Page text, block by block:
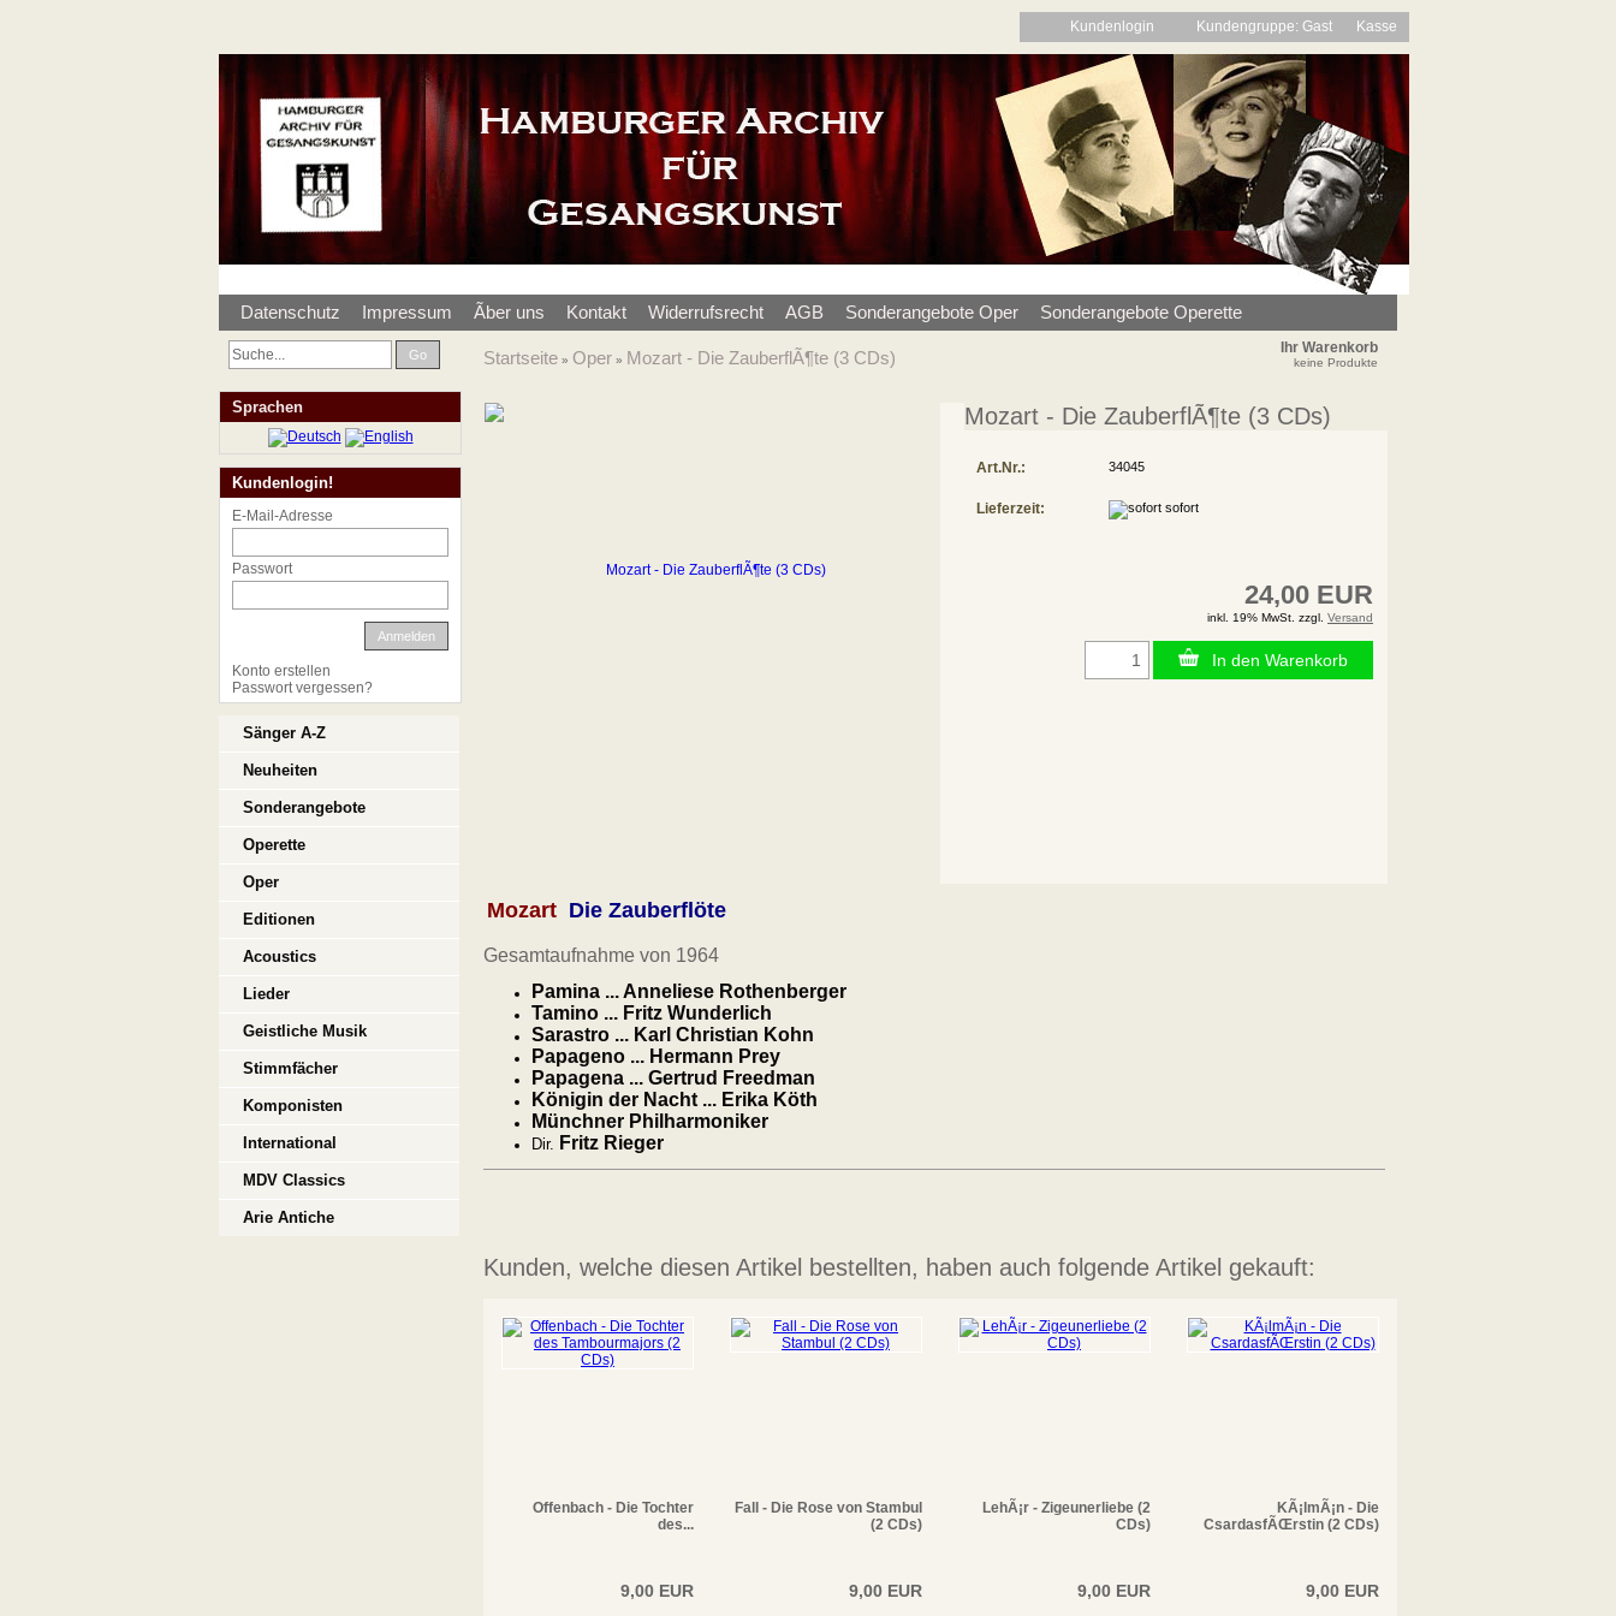
Kundenlogin Kundengruppe: Gast Kasse
Datenschutz Impressum Ãber uns Kontakt Widerrufsrecht AGB Sonderangebote Oper Sonderangebote Operette
Go Startseite » Oper » Mozart - Die ZauberflÃ¶te (3 CDs) Ihr Warenkorb
keine Produkte
Mozart - Die ZauberflÃ¶te (3 CDs)
Art.Nr.: 34045
Lieferzeit: sofort
24,00 EUR
inkl. 19% MwSt. zzgl. Versand
In den Warenkorb
Mozart Die Zauberflöte
Gesamtaufnahme von 1964
Pamina ... Anneliese Rothenberger
Tamino ... Fritz Wunderlich
Sarastro ... Karl Christian Kohn
Papageno ... Hermann Prey
Papagena ... Gertrud Freedman
Königin der Nacht ... Erika Köth
Münchner Philharmoniker
Dir. Fritz Rieger
Kunden, welche diesen Artikel bestellten, haben auch folgende Artikel gekauft:
Offenbach - Die Tochter
des...
9,00 EUR
Fall - Die Rose von Stambul
(2 CDs)
9,00 EUR
LehÃ¡r - Zigeunerliebe (2
CDs)
9,00 EUR
KÃ¡lmÃ¡n - Die
CsardasfÃŒrstin (2 CDs)
9,00 EUR
Sprachen
Kundenlogin!
E-Mail-Adresse
Passwort
Anmelden
Konto erstellen
Passwort vergessen?
Sänger A-Z
Neuheiten
Sonderangebote
Operette
Oper
Editionen
Acoustics
Lieder
Geistliche Musik
Stimmfächer
Komponisten
International
MDV Classics
Arie Antiche